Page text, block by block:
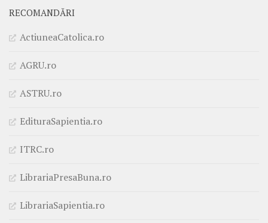
RECOMANDĂRI
ActiuneaCatolica.ro
AGRU.ro
ASTRU.ro
EdituraSapientia.ro
ITRC.ro
LibrariaPresaBuna.ro
LibrariaSapientia.ro